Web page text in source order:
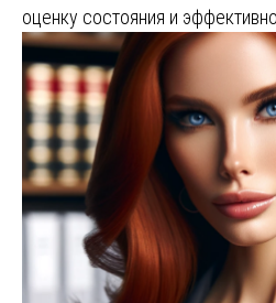
оценку состояния и